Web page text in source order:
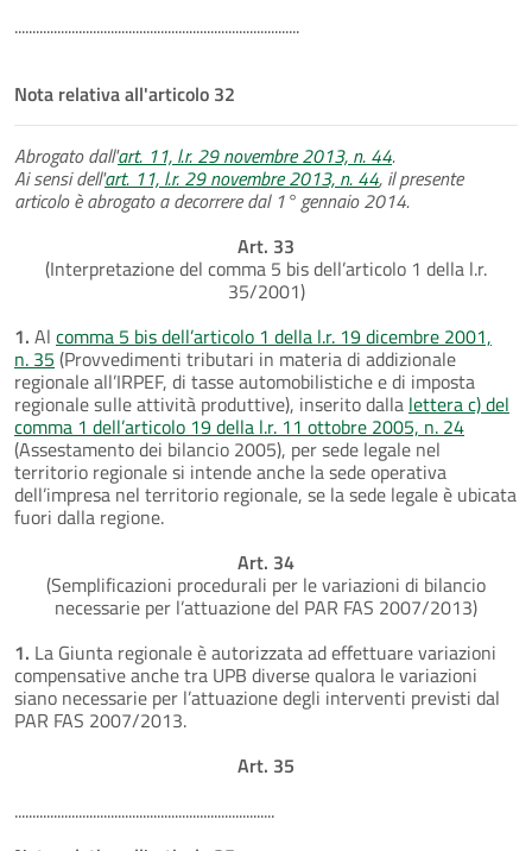
................................................................................
Nota relativa all'articolo 32
Abrogato dall'art. 11, l.r. 29 novembre 2013, n. 44.
Ai sensi dell'art. 11, l.r. 29 novembre 2013, n. 44, il presente
articolo è abrogato a decorrere dal 1° gennaio 2014.
Art. 33
(Interpretazione del comma 5 bis dell’articolo 1 della l.r.
35/2001)
1. Al comma 5 bis dell’articolo 1 della l.r. 19 dicembre 2001,
n. 35 (Provvedimenti tributari in materia di addizionale
regionale all’IRPEF, di tasse automobilistiche e di imposta
regionale sulle attività produttive), inserito dalla lettera c) del
comma 1 dell’articolo 19 della l.r. 11 ottobre 2005, n. 24
(Assestamento dei bilancio 2005), per sede legale nel
territorio regionale si intende anche la sede operativa
dell’impresa nel territorio regionale, se la sede legale è ubicata
fuori dalla regione.
Art. 34
(Semplificazioni procedurali per le variazioni di bilancio
necessarie per l’attuazione del PAR FAS 2007/2013)
1. La Giunta regionale è autorizzata ad effettuare variazioni
compensative anche tra UPB diverse qualora le variazioni
siano necessarie per l’attuazione degli interventi previsti dal
PAR FAS 2007/2013.
Art. 35
.........................................................................